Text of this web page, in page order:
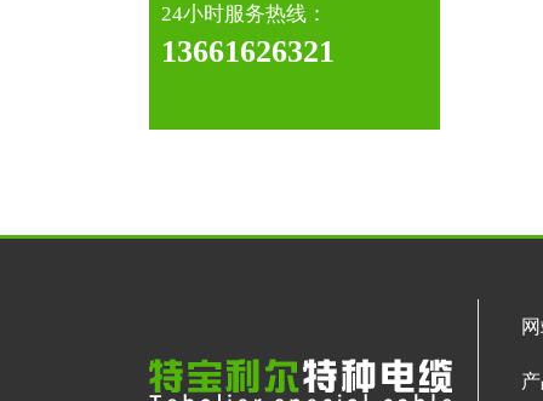
24小时服务热线：
13661626321